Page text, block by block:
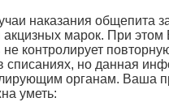
наказания общепита
акцизных марок. При
не контролирует
списаниях, но данная
органам. Ваша
уметь: